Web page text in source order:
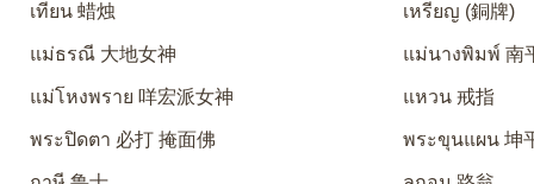
เทียน 蜡烛 เหรียญ (銅牌)
แม่ธรณี 大地女神 แม่นางพิมพ์ 南
แม่โหงพราย 咩宏派女神 แหวน 戒指
พระปิดตา 必打 掩面佛 พระขุนแผน 坤